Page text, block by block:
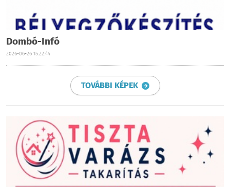
Dombó-Infó
2026-06-26 15:22:44
TOVÁBBI KÉPEK